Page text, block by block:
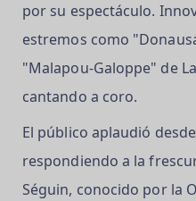
por su espectáculo.
estremos como
"Malapou-Galoppe" de
cantando a coro.
El público aplaudió
respondiendo a la
Séguin, conocido por la